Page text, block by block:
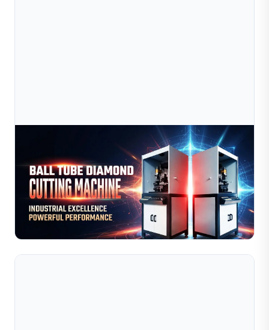
Tự Động Hóa Sẽ Làm Thay Đổi Ngành Sản Xuất
Trang Sức Như Thế Nào Vào Năm 2026?
Khám phá cách máy móc sản xuất trang sức tự động cải
thiện độ chính xác, hiệu quả và khả năng mở rộng trong
năm 2026. Tìm hiểu các giải pháp cắt kim cương, làm ...
Đọc toàn bộ bài viết